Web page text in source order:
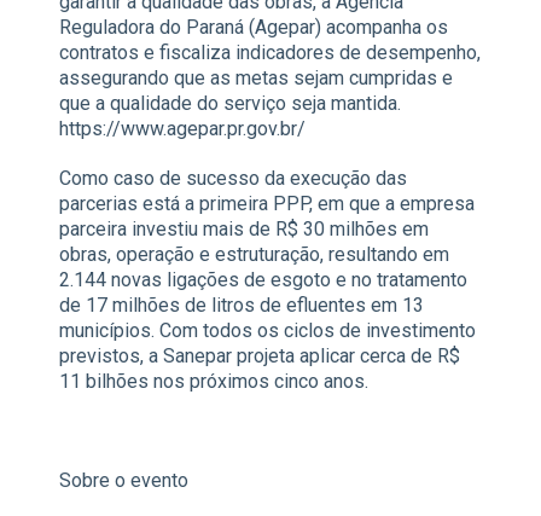
Reguladora do Paraná (Agepar) acompanha os
contratos e fiscaliza indicadores de desempenho,
assegurando que as metas sejam cumpridas e
que a qualidade do serviço seja mantida.
https://www.agepar.pr.gov.br/
Como caso de sucesso da execução das
parcerias está a primeira PPP, em que a empresa
parceira investiu mais de R$ 30 milhões em
obras, operação e estruturação, resultando em
2.144 novas ligações de esgoto e no tratamento
de 17 milhões de litros de efluentes em 13
municípios. Com todos os ciclos de investimento
previstos, a Sanepar projeta aplicar cerca de R$
11 bilhões nos próximos cinco anos.
Sobre o evento